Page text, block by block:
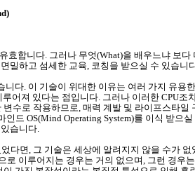
합니다. 그러나 무엇(What)을 배우느냐 보다
밀하고 섬세한 교육, 코칭을 받으실 수 있습니
다. 이 기술이 위대한 이유는 여러 가지 유용
어져 있다는 점입니다. 그러나 이러한 CPU
수로 작용하므로, 매력 계발 및 라이프스타일
드 OS(Mind Operating System)를 이식 받으
습니다.
다면, 그 기술은 세상에 알려지지 않을 수가
이루어지는 경우는 거의 없으며, 그런 경우